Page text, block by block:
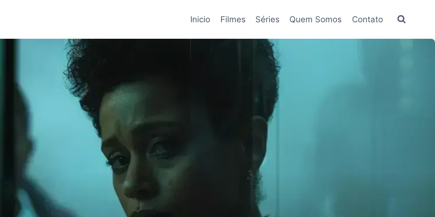
Inicio Filmes Séries Quem Somos Contato